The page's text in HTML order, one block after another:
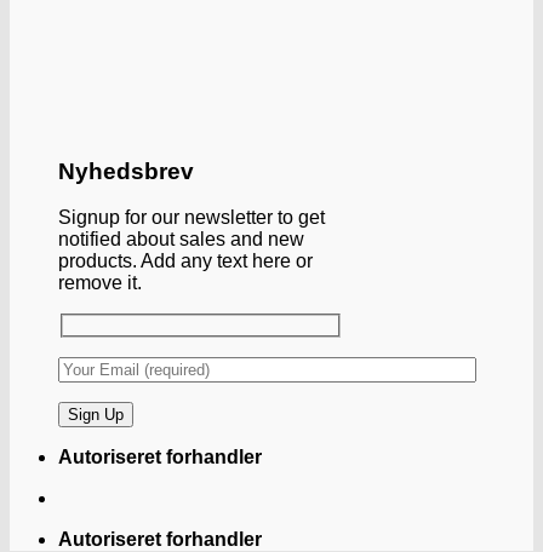
Nyhedsbrev
Signup for our newsletter to get
notified about sales and new
products. Add any text here or
remove it.
Autoriseret forhandler
Autoriseret forhandler